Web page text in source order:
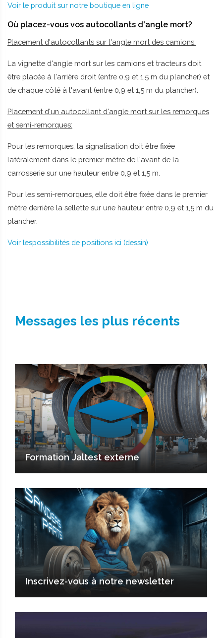
Voir le produit sur notre boutique en ligne
Où placez-vous vos autocollants d'angle mort?
Placement d'autocollants sur l'angle mort des camions:
La vignette d'angle mort sur les camions et tracteurs doit
être placée à l'arrière droit (entre 0,9 et 1,5 m du plancher) et
de chaque côté à l'avant (entre 0,9 et 1,5 m du plancher).
Placement d'un autocollant d'angle mort sur les remorques
et semi-remorques:
Pour les remorques, la signalisation doit être fixée
latéralement dans le premier mètre de l'avant de la
carrosserie sur une hauteur entre 0,9 et 1,5 m.
Pour les semi-remorques, elle doit être fixée dans le premier
mètre derrière la sellette sur une hauteur entre 0,9 et 1,5 m du
plancher.
Voir lespossibilités de positions ici (dessin)
Messages les plus récents
Formation Jaltest externe
Inscrivez-vous à notre newsletter